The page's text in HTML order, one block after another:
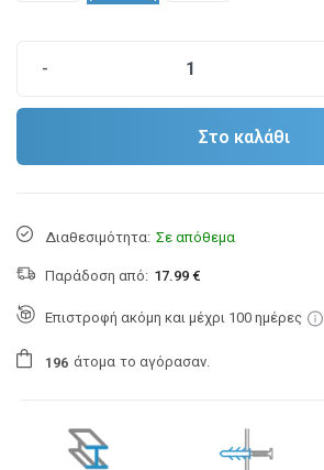
-
Στο καλάθι
Διαθεσιμότητα: Σε απόθεμα
Παράδοση από: 17.99 €
Επιστροφή ακόμη και μέχρι 100 ημέρες
1 96 άτομα το αγόρασαν.